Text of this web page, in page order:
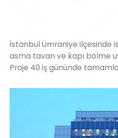
İstanbul Ümraniye ilçesinde
asma tavan ve kapı bölme
Proje 40 iş gününde